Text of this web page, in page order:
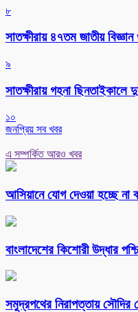
৮
সাতক্ষীরায় ৪৭তম জাতীয়
৯
সাতক্ষীরায় গহনা ছিনতাইকালে
১০
জনপ্রিয় সব খবর
এ সম্পর্কিত আরও খবর
আসিয়ানে যোগ দেওয়া হচ্ছে না
বাংলাদেশের কিশোরী উদ্ধার
সমুদ্রপথের নিরাপত্তায় সৌদির